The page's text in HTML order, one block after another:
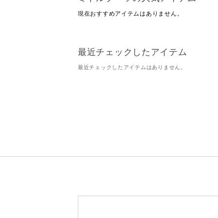
現在おすすめアイテムはありません。
最近チェックしたアイテム
最近チェックしたアイテムはありません。